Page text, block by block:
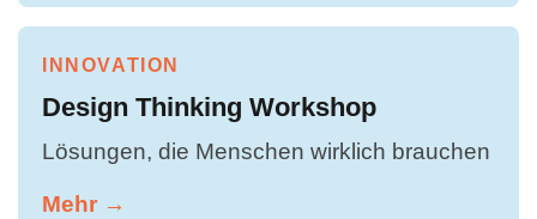
INNOVATION
Design Thinking Workshop
Lösungen, die Menschen wirklich brauchen
Mehr →